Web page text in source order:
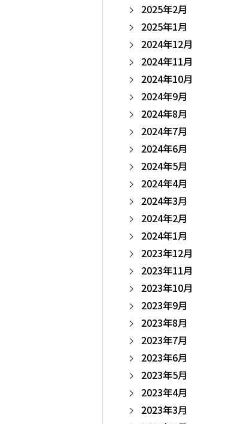
2025年2月
2025年1月
2024年12月
2024年11月
2024年10月
2024年9月
2024年8月
2024年7月
2024年6月
2024年5月
2024年4月
2024年3月
2024年2月
2024年1月
2023年12月
2023年11月
2023年10月
2023年9月
2023年8月
2023年7月
2023年6月
2023年5月
2023年4月
2023年3月